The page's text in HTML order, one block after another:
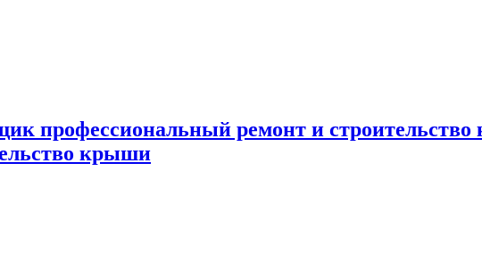
профессиональный ремонт и
крыши